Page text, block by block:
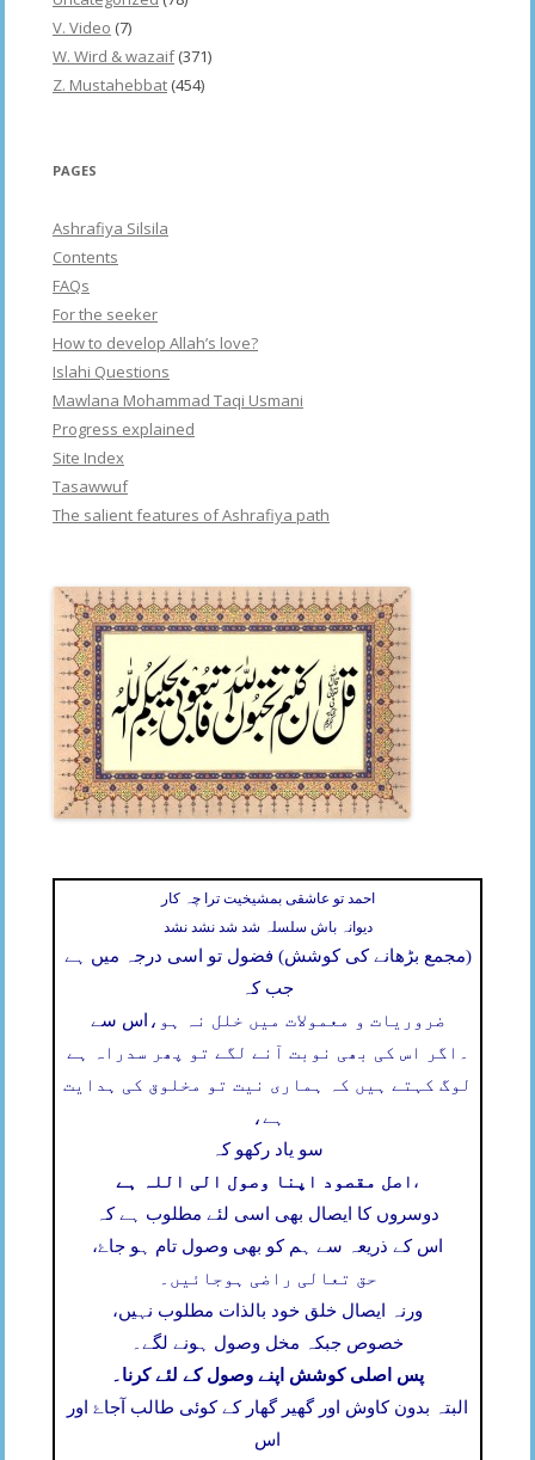
V. Video (7)
W. Wird & wazaif(371)
Z. Mustahebbat (454)
PAGES
Ashrafiya Silsila
Contents
FAQs
For the seeker
How to develop Allah’s love?
Islahi Questions
Mawlana Mohammad Taqi Usmani
Progress explained
Site Index
Tasawwuf
The salient features of Ashrafiya path
احمد تو عاشقی بمشیخیت ترا چہ کار
دیوانہ باش سلسلہ شد شد نشد نشد
(مجمع بڑھانے کی کوشش) فضول تو اسی درجہ میں ہے
جب کہ
اس سے ضروریات و معمولات میں خلل نہ ہو،
اگر اس کی بھی نوبت آنے لگے تو پھر سدراہ ہے
لوگ کہتے ہیں کہ ہماری نیت تو مخلوق کی ہدایت
ہے،
سو یاد رکھو کہ
اصل مقصود اپنا وصول الی اللہ ہے ،
دوسروں کا ایصال بھی اسی لئے مطلوب ہے کہ
اس کے ذریعہ سے ہم کو بھی وصول تام ہو جاۓ،
حق تعالی راضی ہوجائیں۔
ورنہ ایصال خلق خود بالذات مطلوب نہیں،
خصوص جبکہ مخل وصول ہونے لگے۔
پس اصلی کوشش اپنے وصول کے لئے کرنا۔
البتہ بدون کاوش اور گھیر گھار کے کوئی طالب آجاۓ اور
اس